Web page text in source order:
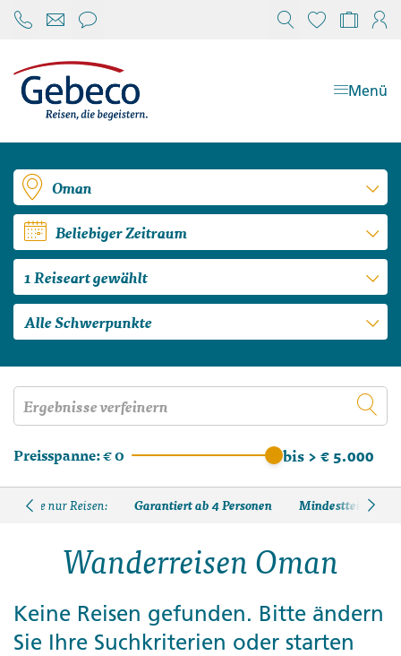
Chat öffnen Mein
Menü
Oman
Beliebiger Zeitraum
1 Reiseart gewählt
Alle Schwerpunkte
Preisspanne:€ 0 bis > € 5.000
Zeige nur Reisen: Garantiert ab 4 Personen
Wanderreisen Oman
Keine Reisen gefunden. Bitte ändern
Sie Ihre Suchkriterien oder starten